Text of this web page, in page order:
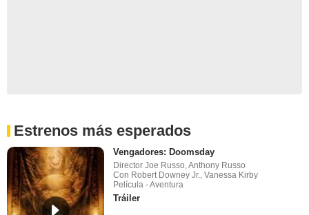
Estrenos más esperados
Vengadores: Doomsday
Director Joe Russo, Anthony Russo
Con Robert Downey Jr., Vanessa Kirby
Película - Aventura
Tráiler